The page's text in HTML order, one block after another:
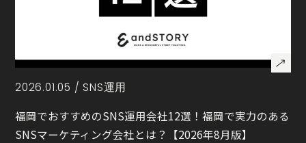
2026.01.05 / SNS運用
福岡でおすすめのSNS運用会社12選！福岡で実力のある
SNSマーケティング会社とは？【2026年8月版】